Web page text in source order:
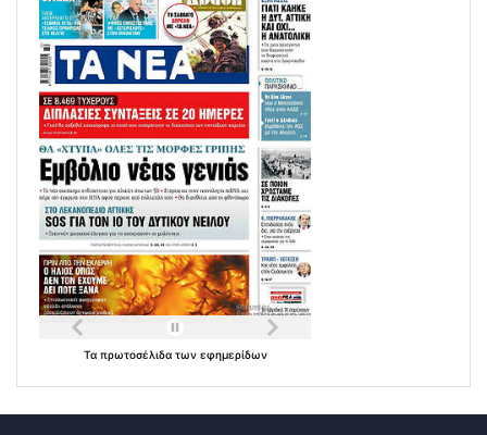
Τα πρωτοσέλιδα των εφημερίδων